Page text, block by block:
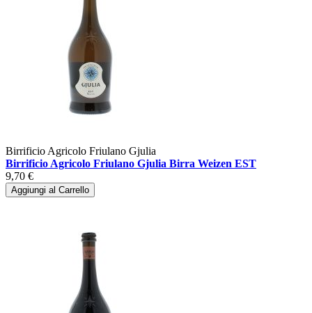
Birrificio Agricolo Friulano Gjulia
Birrificio Agricolo Friulano Gjulia Birra Weizen EST
9,70 €
Aggiungi al Carrello